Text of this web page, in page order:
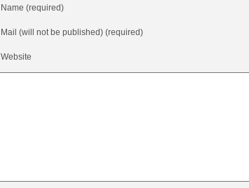
Name (required)
Mail (will not be published) (required)
Website